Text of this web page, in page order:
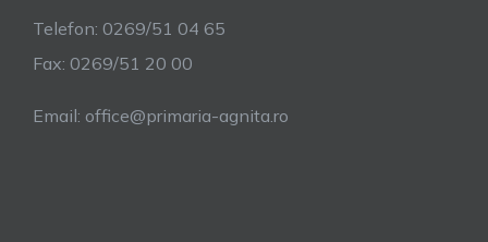
Telefon: 0269/51 04 65
Fax: 0269/51 20 00
Email: office@primaria-agnita.ro